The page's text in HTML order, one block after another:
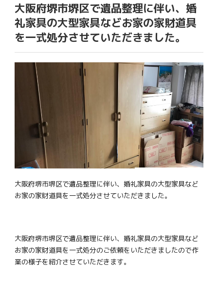
大阪府堺市堺区で遺品整理に伴い、婚
礼家具の大型家具などお家の家財道具
を一式処分させていただきました。
大阪府堺市堺区で遺品整理に伴い、婚礼家具の大型家具など
お家の家財道具を一式処分させていただきました。
大阪府堺市堺区で遺品整理に伴い、婚礼家具の大型家具など
お家の家財道具を一式処分のご依頼をいただきましたので作
業の様子を紹介させていただきます。